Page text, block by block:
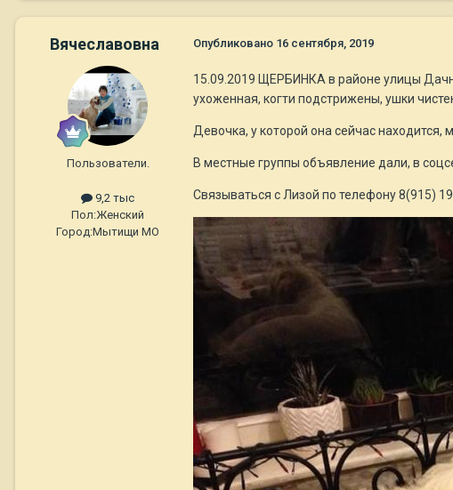
Вячеславовна
Пользователи.
9,2 тыс
Пол:Женский
Город:Мытищи МО
Опубликовано 16 сентября, 2019
15.09.2019 ЩЕРБИНКА в районе улицы
ухоженная, когти подстрижены, ушки
Девочка, у которой она сейчас
В местные группы объявление дали, в
Связываться с Лизой по телефону 8(915)